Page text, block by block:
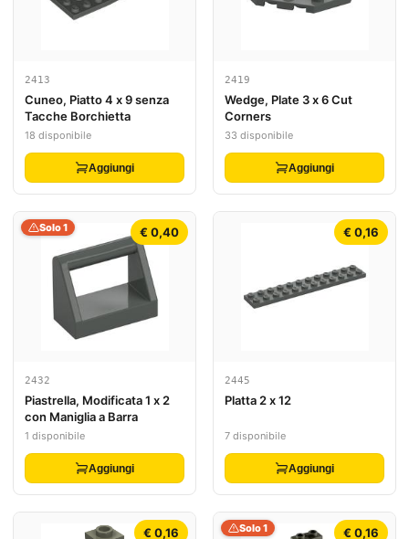
2413
Cuneo, Piatto 4 x 9 senza
Tacche Borchietta
18 disponibile
Aggiungi
2419
Wedge, Plate 3 x 6 Cut
Corners
33 disponibile
Aggiungi
€ 0,40
Solo 1
2432
Piastrella, Modificata 1 x 2
con Maniglia a Barra
1 disponibile
Aggiungi
€ 0,16
2445
Platta 2 x 12
7 disponibile
Aggiungi
€ 0,16 € 0,16
Solo 1